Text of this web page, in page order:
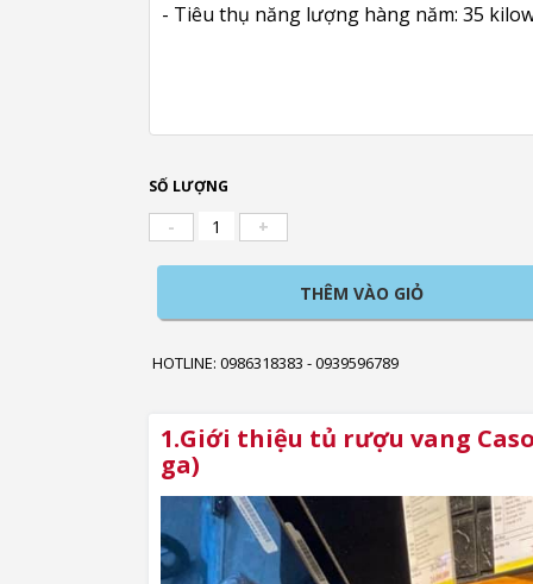
- Tiêu thụ năng lượng hàng năm: 35
SỐ LƯỢNG
- +
THÊM VÀO GIỎ
HOTLINE: 0986318383 - 0939596789
1.Giới thiệu tủ rượu vang
ga)